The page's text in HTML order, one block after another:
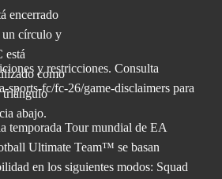
y restricciones. Consulta
sports-fc/fc-26/game-disclaimers para
temporada Tour mundial de EA
Ultimate Team™ se basan
en los siguientes modos: Squad